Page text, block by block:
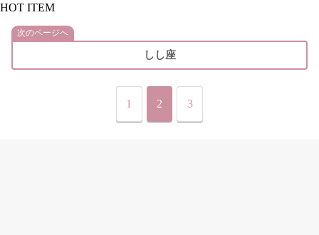
HOT ITEM
次のページへ
しし座
1 2 3